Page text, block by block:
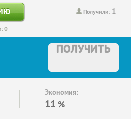
Получили: 1
0
ПОЛУЧИТЬ
Экономия:
11 %